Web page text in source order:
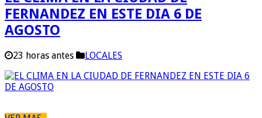
FERNANDEZ EN ESTE DIA 6 DE
AGOSTO
23 horas antes LOCALES